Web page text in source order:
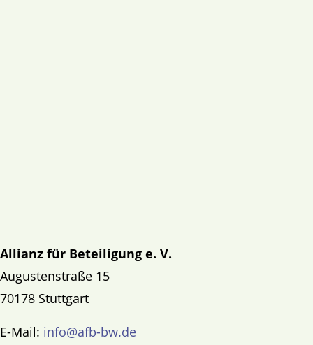
Allianz für Beteiligung e. V.
Augustenstraße 15
70178 Stuttgart
E-Mail: info@afb-bw.de